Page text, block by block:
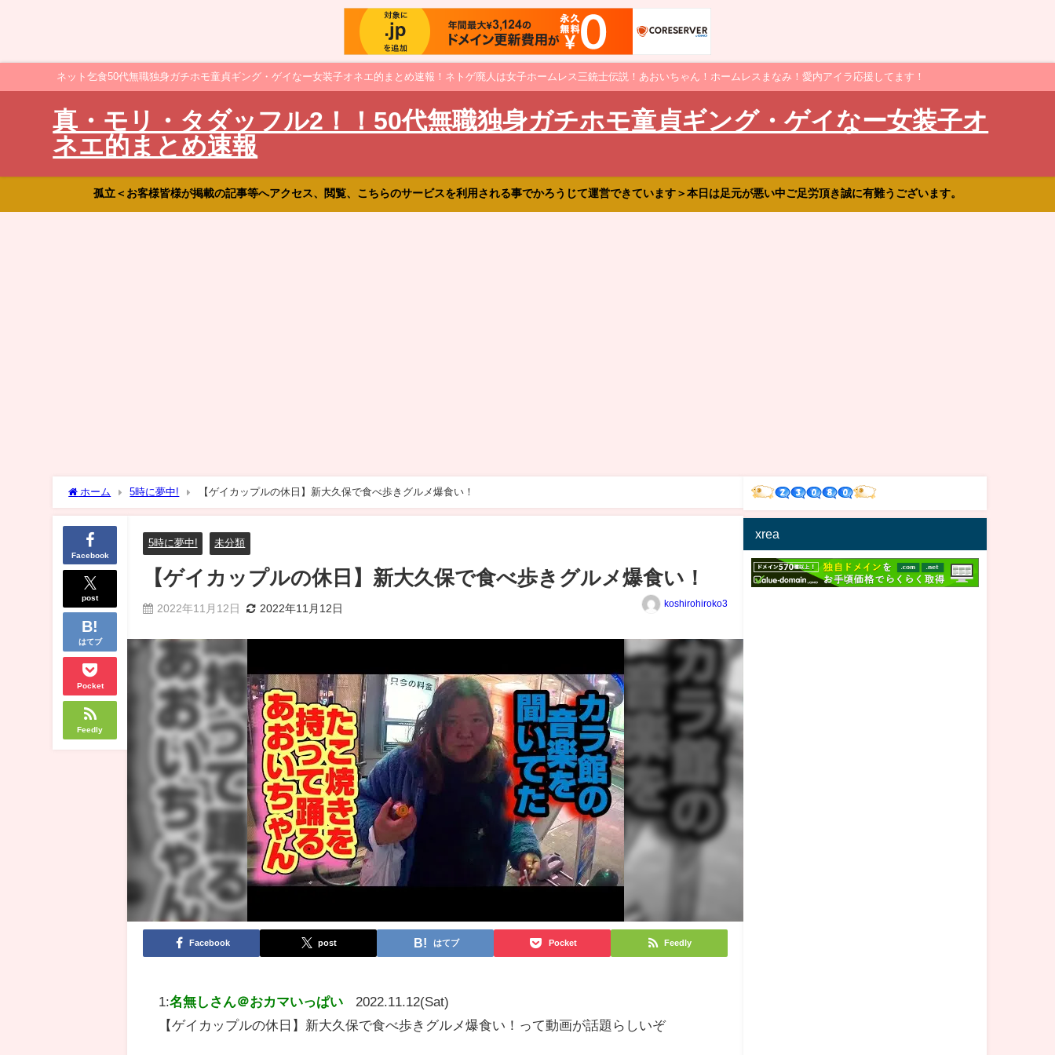
ネット乞食50代無職独身ガチホモ童貞ギング・ゲイなー女装子オネエ的まとめ速報！ネトゲ廃人は女子ホームレス三銃士伝説！あおいちゃん！ホームレスまなみ！愛内アイラ応援してます！
真・モリ・タダッフル2！！50代無職独身ガチホモ童貞ギング・ゲイなー女装子オ
ネエ的まとめ速報
孤立＜お客様皆様が掲載の記事等へアクセス、閲覧、こちらのサービスを利用される事でかろうじて運営できています＞本日は足元が悪い中ご足労頂き誠に有難うございます。
ホーム 5時に夢中! 【ゲイカップルの休日】新大久保で食べ歩きグルメ爆食い！
Facebook
post
はてブ
Pocket
Feedly
5時に夢中! 未分類
【ゲイカップルの休日】新大久保で食べ歩きグルメ爆食い！
2022年11月12日 2022年11月12日 koshirohiroko3
Facebook post はてブ Pocket Feedly
1:名無しさん＠おカマいっぱい
2022.11.12(Sat)
【ゲイカップルの休日】新大久保で食べ歩きグルメ爆食い！って動画が話題らしいぞ
xrea